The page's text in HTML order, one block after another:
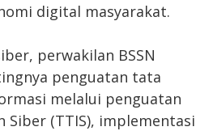
digital masyarakat.
perwakilan BSSN
penguatan tata
melalui penguatan
Siber (TTIS), implementasi